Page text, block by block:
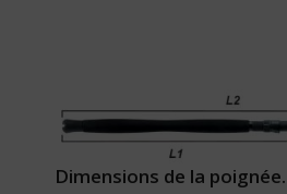
Dimensions de la poignée.